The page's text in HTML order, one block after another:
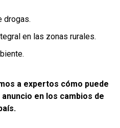
drogas.
en las zonas rurales.
a expertos cómo puede
en los cambios de